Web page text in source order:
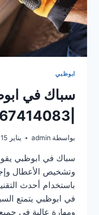
ابوظبي
سباك في
بواسطة admin يناير 15, 2025
سباك في ابوظبي
وتشخيص الأعطال
باستخدام أحدث
في ابوظبي يتمتع
ومهارة عالية في